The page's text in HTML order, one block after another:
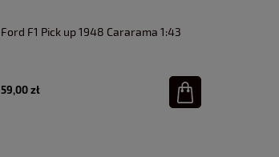
Ford F1 Pick up 1948 Cararama 1:43
59,00 zł